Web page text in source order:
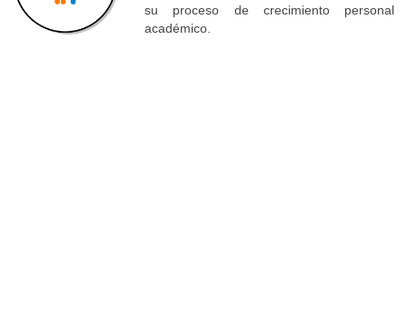
su proceso de crecimiento personal
académico.